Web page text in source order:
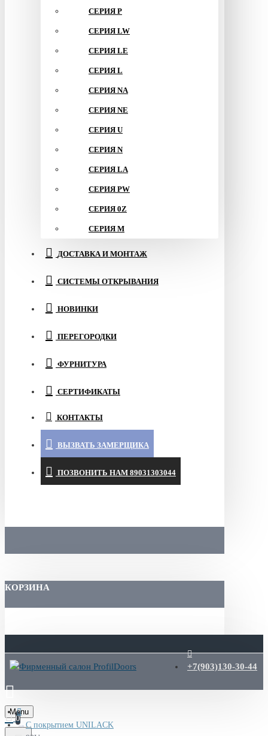
СЕРИЯ P
СЕРИЯ LW
СЕРИЯ LE
СЕРИЯ L
СЕРИЯ NA
СЕРИЯ NE
СЕРИЯ U
СЕРИЯ N
СЕРИЯ LA
СЕРИЯ PW
СЕРИЯ 0Z
СЕРИЯ M
ДОСТАВКА И МОНТАЖ
СИСТЕМЫ ОТКРЫВАНИЯ
НОВИНКИ
ПЕРЕГОРОДКИ
ФУРНИТУРА
СЕРТИФИКАТЫ
КОНТАКТЫ
ВЫЗВАТЬ ЗАМЕРЩИКА
ПОЗВОНИТЬ НАМ 89031303044
КОРЗИНА
+7(903)130-30-44
Menu
0
С покрытием UNILACK